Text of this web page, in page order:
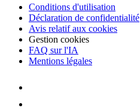
Conditions d'utilisation
Déclaration de confidentialité
Avis relatif aux cookies
Gestion cookies
FAQ sur l'IA
Mentions légales